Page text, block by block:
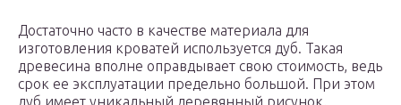
Достаточно часто в качестве материала для
изготовления кроватей используется дуб. Такая
древесина вполне оправдывает свою стоимость, ведь
срок ее эксплуатации предельно большой. При этом
дуб имеет уникальный деревянный рисунок,